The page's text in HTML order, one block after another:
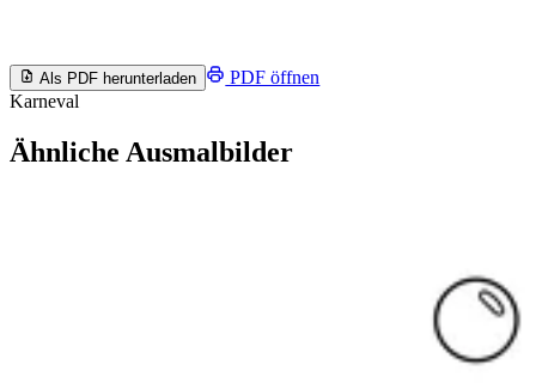
Als PDF herunterladen
PDF öffnen
Karneval
Ähnliche Ausmalbilder